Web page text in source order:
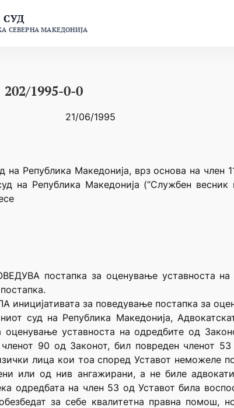
СУД
СЕВЕРНА МАКЕДОНИЈА
202/1995-0-0
21/06/1995
на Република Македонија, врз основа на
на Република Македонија (“Службен
постапка за оценување уставноста
иницијативата за поведување постапка за
суд на Република Македонија,
оценување уставноста на одредбите од
90 од Законот, бил повреден членот
лица кои тоа според Уставот неможеле
или од нив ангажирани, а не биле
одредбата на член 53 од Уставот била
за себе квалитетна правна помош,